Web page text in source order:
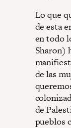
Lo que
de esta
en todo
Sharon)
de las
de
pueblos